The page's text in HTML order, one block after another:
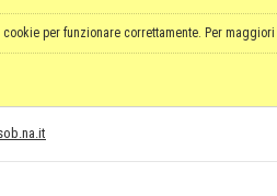
per funzionare correttamente. Per